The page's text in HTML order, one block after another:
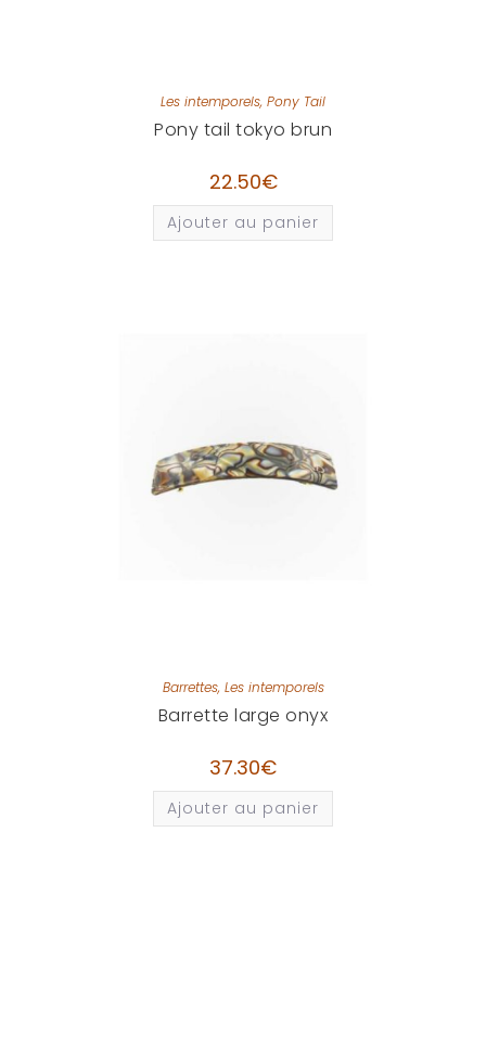
Les intemporels, Pony Tail
Pony tail tokyo brun
22.50€
Ajouter au panier
Barrettes, Les intemporels
Barrette large onyx
37.30€
Ajouter au panier